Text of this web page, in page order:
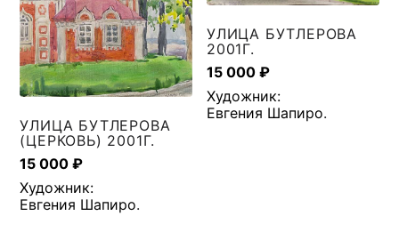
УЛИЦА БУТЛЕРОВА
(ЦЕРКОВЬ) 2001Г.
15 000₽
Художник:
Евгения Шапиро.
УЛИЦА БУТЛЕРОВА
2001Г.
15 000₽
Художник:
Евгения Шапиро.